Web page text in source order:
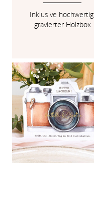
Inklusive hochwertig
gravierter Holzbox